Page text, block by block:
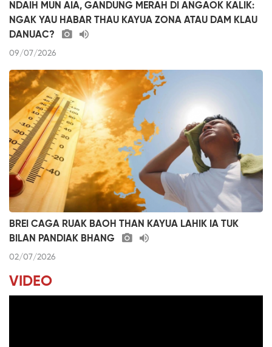
NDAIH MUN AIA, GANDUNG MERAH DI ANGAOK KALIK:
NGAK YAU HABAR THAU KAYUA ZONA ATAU DAM KLAU
DANUAC?
09/07/2026
BREI CAGA RUAK BAOH THAN KAYUA LAHIK IA TUK
BILAN PANDIAK BHANG
02/07/2026
VIDEO